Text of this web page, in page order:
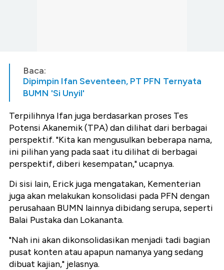
Baca:
Dipimpin Ifan Seventeen, PT PFN Ternyata
BUMN 'Si Unyil'
Terpilihnya Ifan juga berdasarkan proses Tes
Potensi Akanemik (TPA) dan dilihat dari berbagai
perspektif. "Kita kan mengusulkan beberapa nama,
ini pilihan yang pada saat itu dilihat di berbagai
perspektif, diberi kesempatan," ucapnya.
Di sisi lain, Erick juga mengatakan, Kementerian
juga akan melakukan konsolidasi pada PFN dengan
perusahaan BUMN lainnya dibidang serupa, seperti
Balai Pustaka dan Lokananta.
"Nah ini akan dikonsolidasikan menjadi tadi bagian
pusat konten atau apapun namanya yang sedang
dibuat kajian," jelasnya.